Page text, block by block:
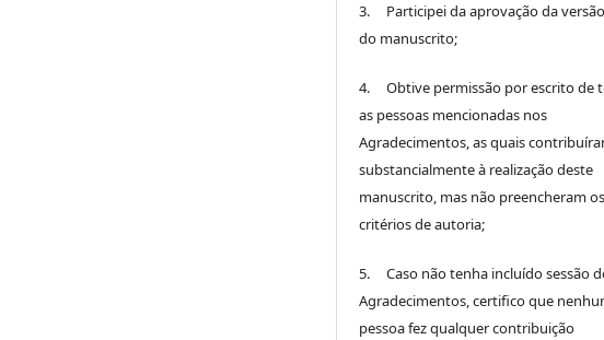
3. Participei da aprovação da
do manuscrito;
4. Obtive permissão por escrito de
as pessoas mencionadas nos
Agradecimentos, as quais
substancialmente à realização deste
manuscrito, mas não preencheram os
critérios de autoria;
5. Caso não tenha incluído sessão
Agradecimentos, certifico que
pessoa fez qualquer contribuição